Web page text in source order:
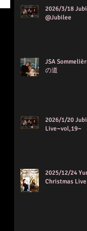
2026/3/18
@Jubilee
JSA
の道
2026/1/20
Live~vol,19~
2025/12/24
Christmas